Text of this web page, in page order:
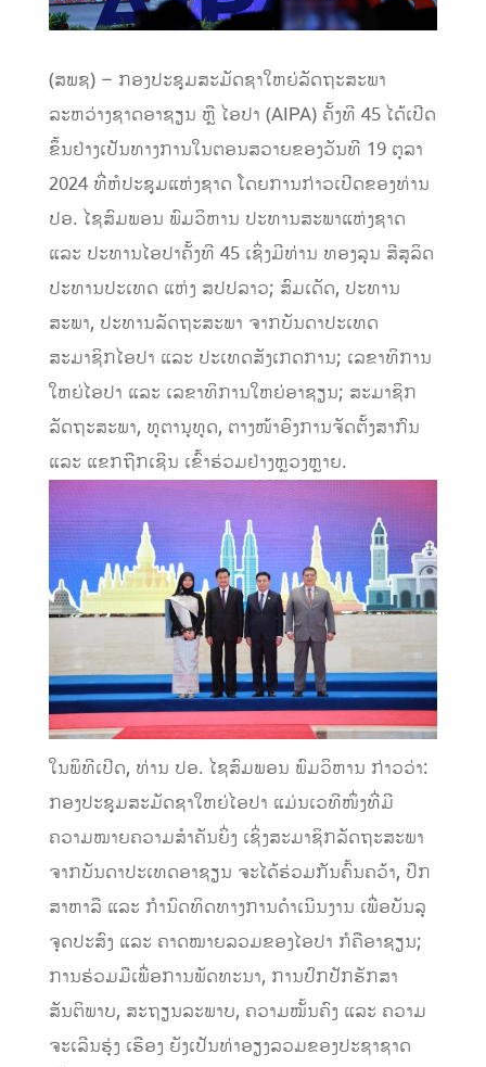
(ສພຊ) – ກອງປະຊຸມສະມັດຊາໃຫຍ່ລັດຖະສະພາ
ລະຫວ່າງຊາດອາຊຽນ ຫຼື ໄອປາ (AIPA) ຄັ້ງທີ 45 ໄດ້ເປີດ
ຂຶ້ນຢ່າງເປັນທາງການໃນຕອນສວາຍຂອງວັນທີ 19 ຕຸລາ
2024 ທີ່ຫໍປະຊຸມແຫ່ງຊາດ ໂດຍການກ່າວເປີດຂອງທ່ານ
ປອ. ໄຊສົມພອນ ພົມວິຫານ ປະທານສະພາແຫ່ງຊາດ
ແລະ ປະທານໄອປາຄັ້ງທີ 45 ເຊິ່ງມີທ່ານ ທອງລຸນ ສີສຸລິດ
ປະທານປະເທດ ແຫ່ງ ສປປລາວ; ສົມເດັດ, ປະທານ
ສະພາ, ປະທານລັດຖະສະພາ ຈາກບັນດາປະເທດ
ສະມາຊິກໄອປາ ແລະ ປະເທດສັງເກດການ; ເລຂາທິການ
ໃຫຍ່ໄອປາ ແລະ ເລຂາທິການໃຫຍ່ອາຊຽນ; ສະມາຊິກ
ລັດຖະສະພາ, ທູຕານຸທູດ, ຕາງໜ້າອົງການຈັດຕັ້ງສາກົນ
ແລະ ແຂກຖືກເຊີນ ເຂົ້າຮ່ວມຢ່າງຫຼວງຫຼາຍ.
ໃນພິທີເປີດ, ທ່ານ ປອ. ໄຊສົມພອນ ພົມວິຫານ ກ່າວວ່າ:
ກອງປະຊຸມສະມັດຊາໃຫຍ່ໄອປາ ແມ່ນເວທີໜຶ່ງທີ່ມີ
ຄວາມໝາຍຄວາມສຳຄັນຍິ່ງ ເຊິ່ງສະມາຊິກລັດຖະສະພາ
ຈາກບັນດາປະເທດອາຊຽນ ຈະໄດ້ຮ່ວມກັນຄົ້ນຄວ້າ, ປຶກ
ສາຫາລື ແລະ ກຳນົດທິດທາງການດຳເນີນງານ ເພື່ອບັນລຸ
ຈຸດປະສົງ ແລະ ຄາດໝາຍລວມຂອງໄອປາ ກໍຄືອາຊຽນ;
ການຮ່ວມມືເພື່ອການພັດທະນາ, ການປົກປັກຮັກສາ
ສັນຕິພາບ, ສະຖຽນລະພາບ, ຄວາມໝັ້ນຄົງ ແລະ ຄວາມ
ຈະເລີນຮຸ່ງ ເຮືອງ ຍັງເປັນທ່າອຽງລວມຂອງປະຊາຊາດ